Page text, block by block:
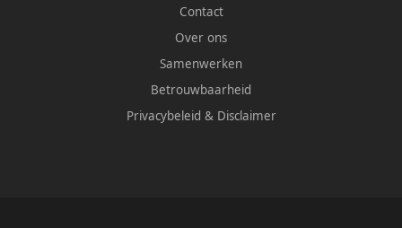
Contact
Over ons
Samenwerken
Betrouwbaarheid
Privacybeleid & Disclaimer